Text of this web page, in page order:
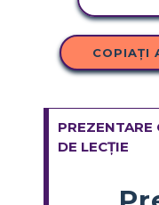
COPIAȚI
PREZENTARE
DE LECȚIE